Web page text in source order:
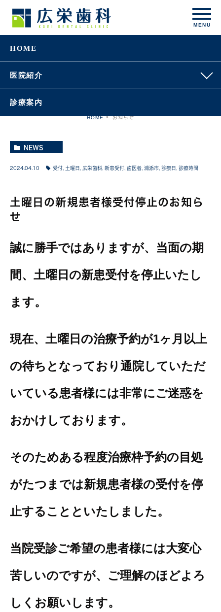
HOME
医院紹介
診療案内
HOME お知らせ
NEWS
2024.04.10 受付 土曜日 広栄歯科 新患受付 歯医者 浦添市 診療日 診療時間
土曜日の新規患者様受付停止のお知ら
せ
誠に勝手ではありますが、当面の期
間、土曜日の新患受付を停止いたし
ます。
現在、土曜日の治療予約が1ヶ月以上
の待ちとなっており通院していただ
いている患者様には非常にご迷惑を
おかけしております。
そのためある程度治療枠予約の目処
がたつまでは新規患者様の受付を停
止することといたしました。
当院受診ご希望の患者様には大変心
苦しいのですが、ご理解のほどよろ
しくお願いします。